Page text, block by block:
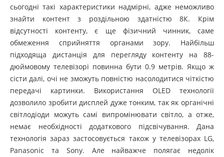
сьогодні такі характеристики надмірні, адже неможливо
знайти контент з роздільною здатністю 8К. Крім
відсутності контенту, є ще фізичний чинник, саме
обмеження сприйняття органами зору. Найбільш
підходяща дистанція для перегляду контенту на 88-
дюймовому телевізорі повинна бути 0.9 метрів. Якщо ж
сісти далі, очі не зможуть повністю насолодитися чіткістю
передачі картинки. Використання OLED технології
дозволило зробити дисплей дуже тонким, так як органічні
світлодіоди можуть самі випромінювати світло, а отже,
немає необхідності додаткового підсвічування. Дана
технологія зараз застосовується також у телевізорах LG,
Panasonic та Sony. Але найважче полягає недолік